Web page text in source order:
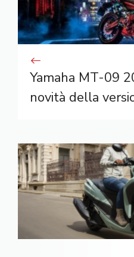
Yamaha MT-09
novità della